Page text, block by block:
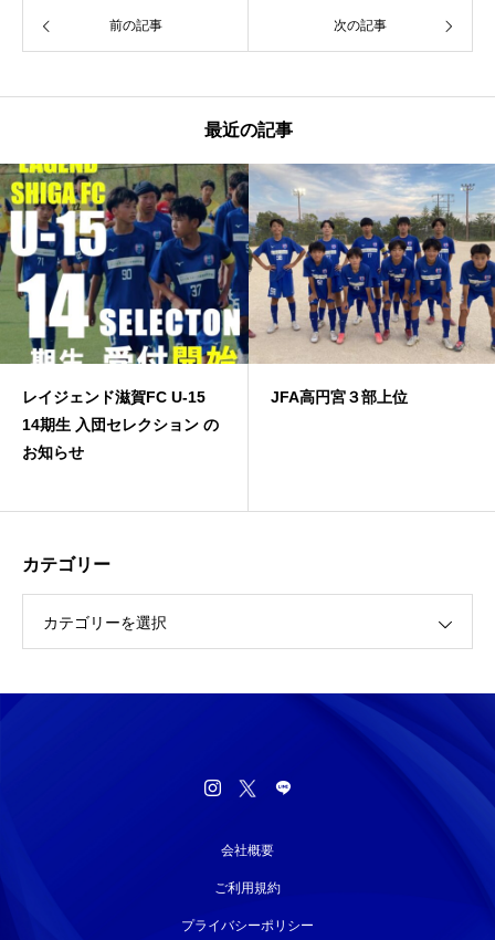
前の記事 次の記事
最近の記事
レイジェンド滋賀FC U-15
14期生 入団セレクション の
お知らせ
JFA高円宮３部上位
カテゴリー
カテゴリーを選択
会社概要
ご利用規約
プライバシーポリシー